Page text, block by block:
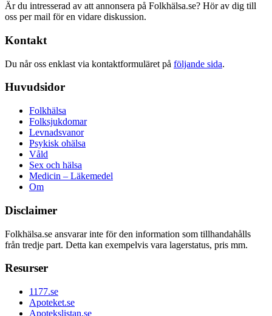
Är du intresserad av att annonsera på Folkhälsa.se? Hör av dig till
oss per mail för en vidare diskussion.
Kontakt
Du når oss enklast via kontaktformuläret på följande sida.
Huvudsidor
Folkhälsa
Folksjukdomar
Levnadsvanor
Psykisk ohälsa
Våld
Sex och hälsa
Medicin – Läkemedel
Om
Disclaimer
Folkhälsa.se ansvarar inte för den information som tillhandahålls
från tredje part. Detta kan exempelvis vara lagerstatus, pris mm.
Resurser
1177.se
Apoteket.se
Apotekslistan.se